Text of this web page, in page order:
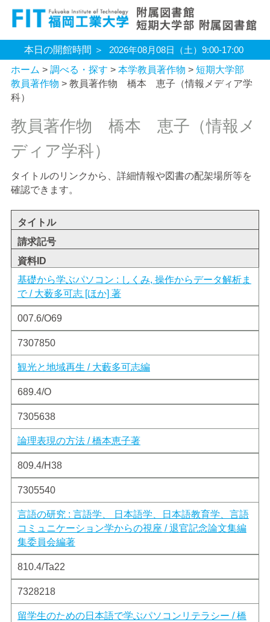
本日の開館時間 2026年08月08日（土） 9:00-17:00
ホーム > 調べる・探す > 本学教員著作物 > 短期大学部
教員著作物 > 教員著作物 橋本 恵子（情報メディア学
科）
教員著作物 橋本 恵子（情報メ
ディア学科）
タイトルのリンクから、詳細情報や図書の配架場所等を
確認できます。
タイトル
請求記号
資料ID
基礎から学ぶパソコン : しくみ, 操作からデータ解析ま
で / 大薮多可志 [ほか] 著
007.6/O69
7307850
観光と地域再生 / 大藪多可志編
689.4/O
7305638
論理表現の方法 / 橋本恵子著
809.4/H38
7305540
言語の研究 : 言語学、 日本語学、日本語教育学、言語
コミュニケーション学からの視座 / 退官記念論文集編
集委員会編著
810.4/Ta22
7328218
留学生のための日本語で学ぶパソコンリテラシー / 橋